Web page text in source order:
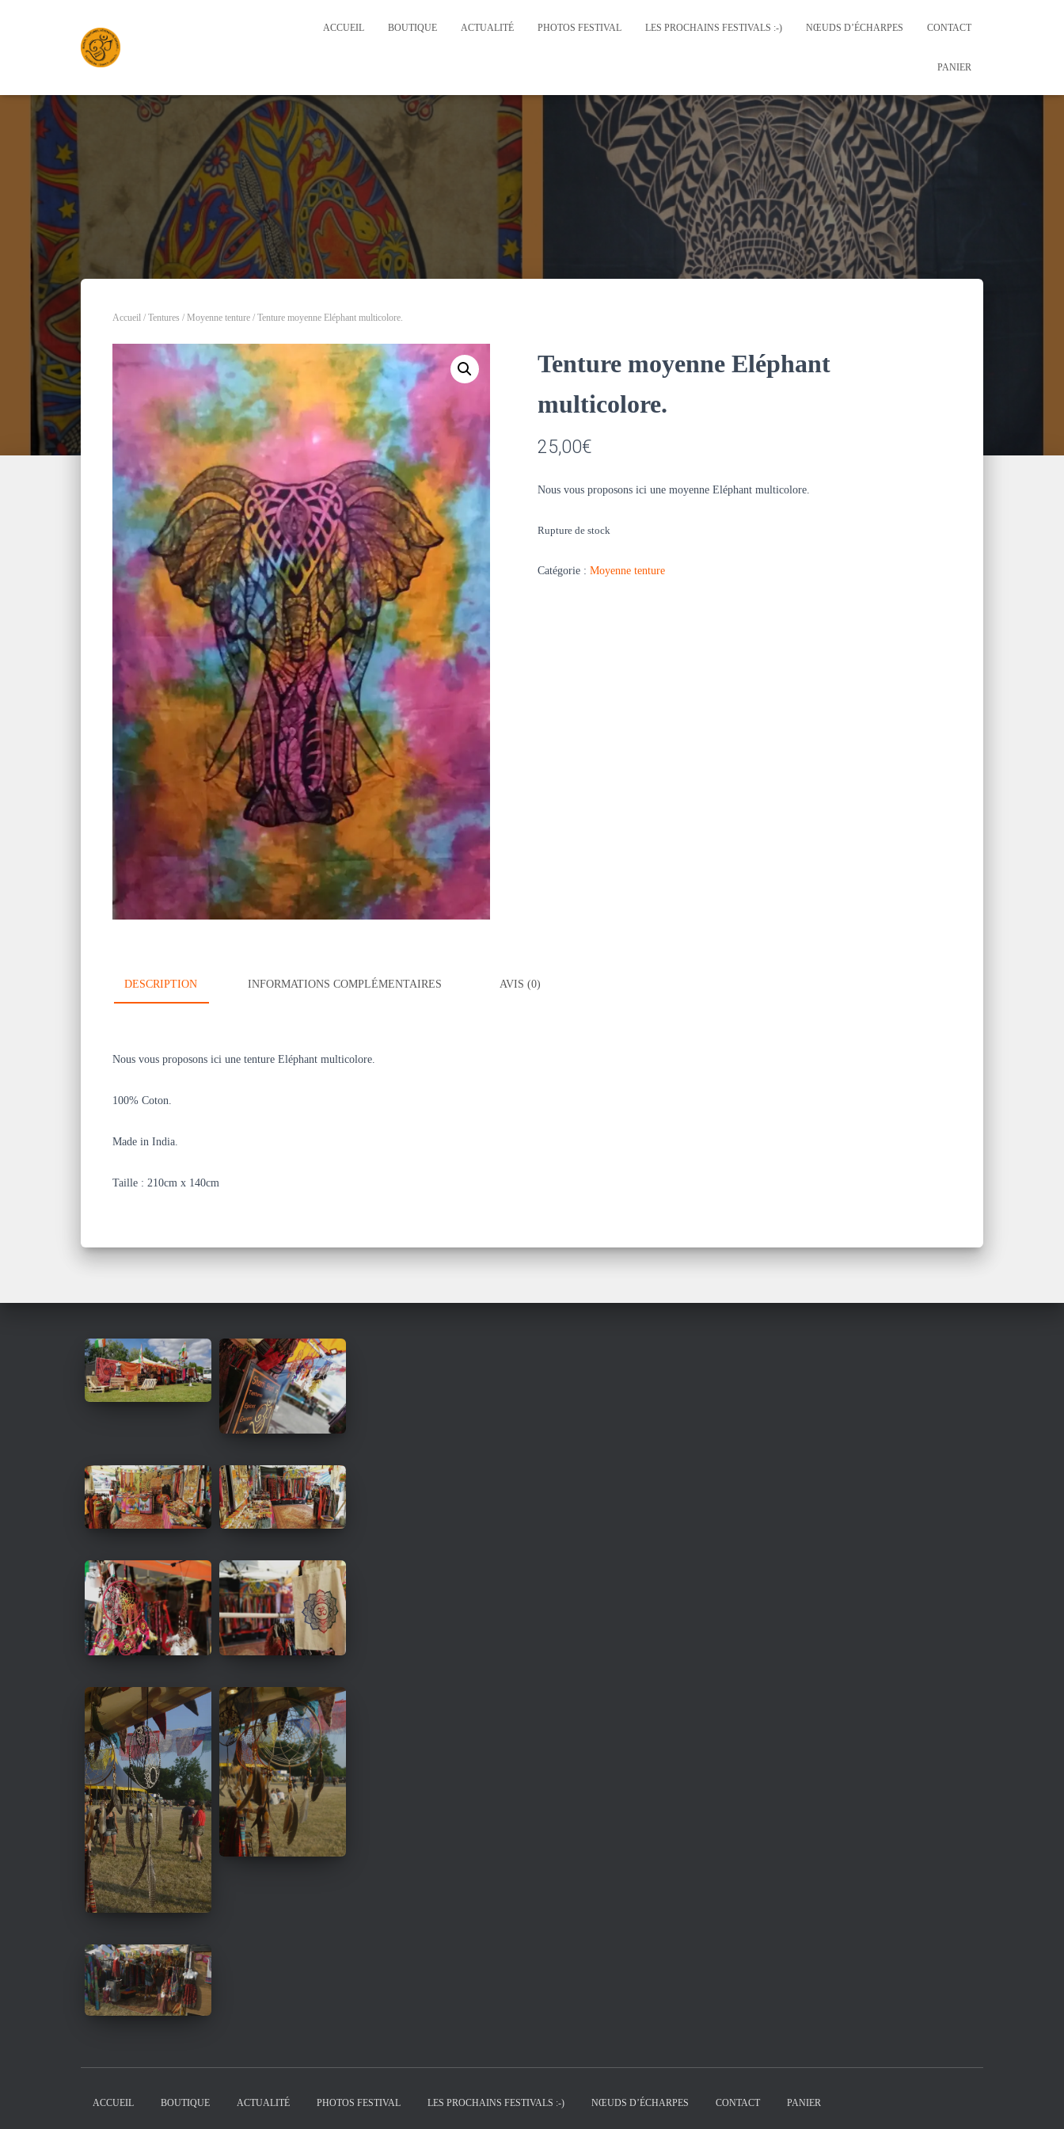
ACCUEIL BOUTIQUE ACTUALITÉ PHOTOS FESTIVAL LES PROCHAINS FESTIVALS :-) NŒUDS D’ÉCHARPES CONTACT
PANIER
Accueil / Tentures / Moyenne tenture / Tenture moyenne Eléphant multicolore.
Tenture moyenne Eléphant
multicolore.
25,00€
Nous vous proposons ici une moyenne Eléphant multicolore.
Rupture de stock
Catégorie : Moyenne tenture
DESCRIPTION INFORMATIONS COMPLÉMENTAIRES AVIS (0)
Nous vous proposons ici une tenture Eléphant multicolore.
100% Coton.
Made in India.
Taille : 210cm x 140cm
ACCUEIL BOUTIQUE ACTUALITÉ PHOTOS FESTIVAL LES PROCHAINS FESTIVALS :-) NŒUDS D’ÉCHARPES CONTACT PANIER